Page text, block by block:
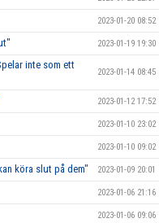
2023-01-20 08:52
2023-01-19 19:30
inte som ett
2023-01-14 08:45
2023-01-12 17:52
2023-01-10 23:02
2023-01-10 09:02
köra slut på dem" 2023-01-09 20:01
2023-01-06 21:16
2023-01-06 09:06